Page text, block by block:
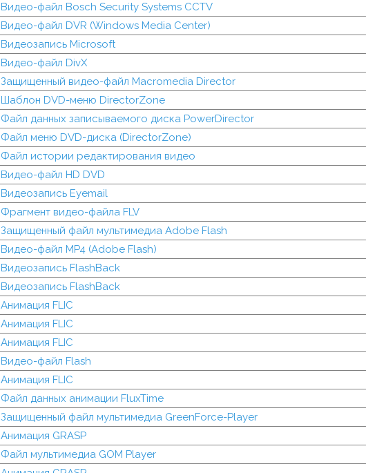
Видео-файл Bosch Security Systems CCTV
Видео-файл DVR (Windows Media Center)
Видеозапись Microsoft
Видео-файл DivX
Защищенный видео-файл Macromedia Director
Шаблон DVD-меню DirectorZone
Файл данных записываемого диска PowerDirector
Файл меню DVD-диска (DirectorZone)
Файл истории редактирования видео
Видео-файл HD DVD
Видеозапись Eyemail
Фрагмент видео-файла FLV
Защищенный файл мультимедиа Adobe Flash
Видео-файл MP4 (Adobe Flash)
Видеозапись FlashBack
Видеозапись FlashBack
Анимация FLIC
Анимация FLIC
Анимация FLIC
Видео-файл Flash
Анимация FLIC
Файл данных анимации FluxTime
Защищенный файл мультимедиа GreenForce-Player
Анимация GRASP
Файл мультимедиа GOM Player